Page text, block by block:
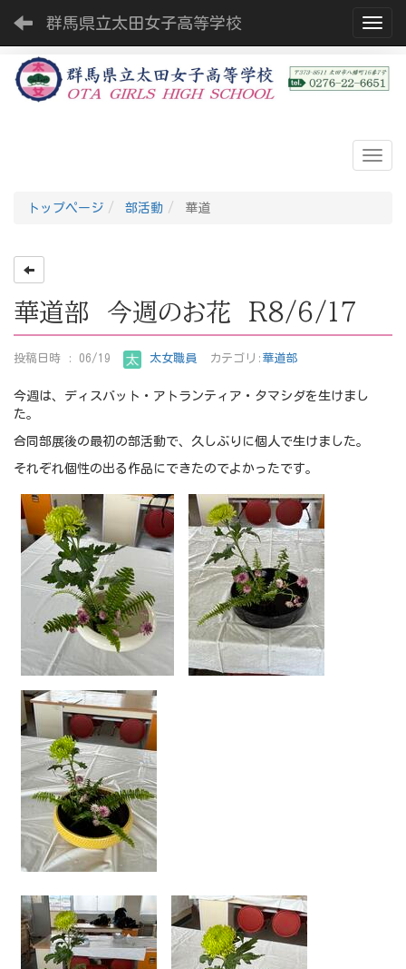
群馬県立太田女子高等学校
トップページ 部活動 華道
華道部 今週のお花 R8/6/17
投稿日時 : 06/19 太女職員 カテゴリ: 華道部
今週は、ディスバット・アトランティア・タマシダを生けまし
た。
合同部展後の最初の部活動で、久しぶりに個人で生けました。
それぞれ個性の出る作品にできたのでよかったです。